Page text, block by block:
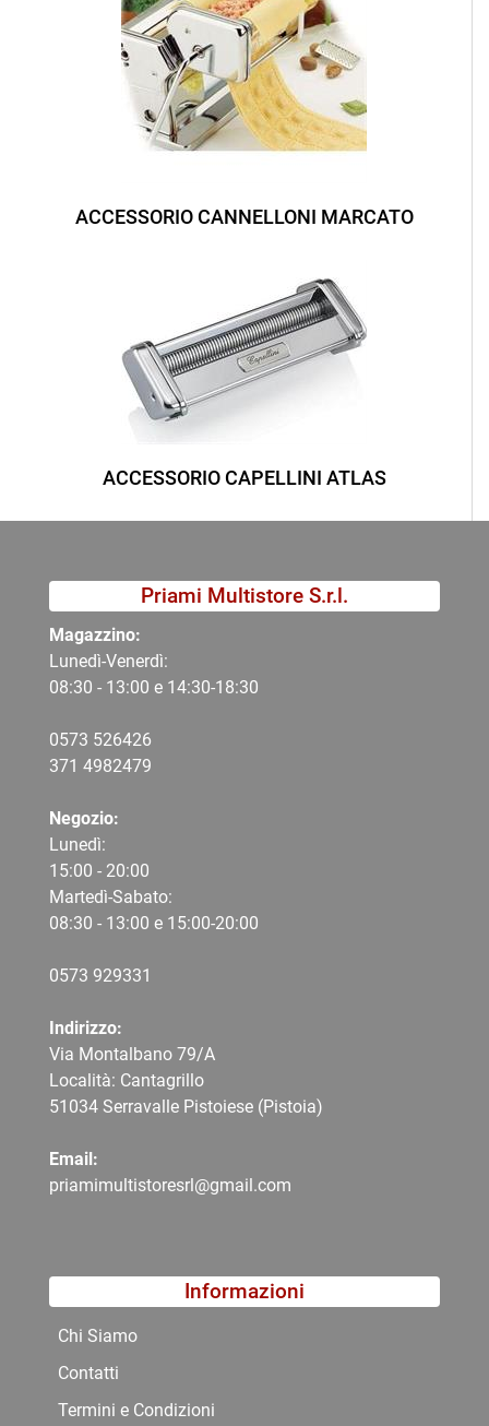
ACCESSORIO CANNELLONI MARCATO
ACCESSORIO CAPELLINI ATLAS
Priami Multistore S.r.l.
Magazzino:
Lunedì-Venerdì:
08:30 - 13:00 e 14:30-18:30
0573 526426
371 4982479
Negozio:
Lunedì:
15:00 - 20:00
Martedì-Sabato:
08:30 - 13:00 e 15:00-20:00
0573 929331
Indirizzo:
Via Montalbano 79/A
Località: Cantagrillo
51034 Serravalle Pistoiese (Pistoia)
Email:
priamimultistoresrl@gmail.com
Informazioni
Chi Siamo
Contatti
Termini e Condizioni